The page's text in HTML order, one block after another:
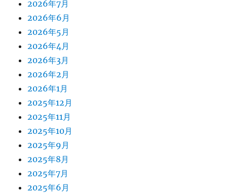
2026年7月
2026年6月
2026年5月
2026年4月
2026年3月
2026年2月
2026年1月
2025年12月
2025年11月
2025年10月
2025年9月
2025年8月
2025年7月
2025年6月